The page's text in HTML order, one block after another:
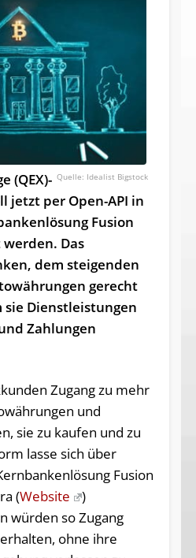
Idealist Bigstock
(QEX)-
jetzt per Open-API in
Fusion
Das
dem steigenden
gerecht
Dienstleistungen
Zahlungen
Zugang zu mehr
und
sie zu kaufen und zu
lasse sich über
Fusion
(Website
)
würden so Zugang
ohne ihre